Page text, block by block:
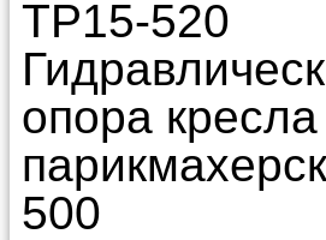
TP15-520
опора
500